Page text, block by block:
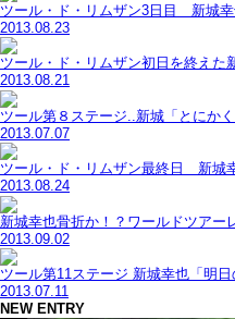
ツール・ド・リムザン3日目 新城幸
2013.08.23
ツール・ド・リムザン初日を終えた
2013.08.21
ツール第８ステージ..新城「とにか
2013.07.07
ツール・ド・リムザン最終日 新城
2013.08.24
新城幸也骨折か！？ワールドツアー
2013.09.02
ツール第11ステージ 新城幸也「明
2013.07.11
NEW ENTRY